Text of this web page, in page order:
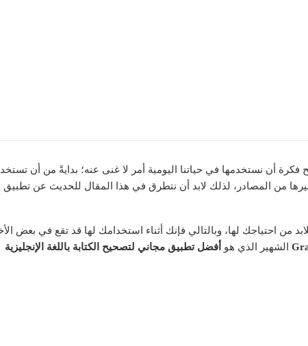
فكرة أن نستخدمها في حياتنا اليومية أمر لا غنى عنه؛ بدايةً من أن
من احتياجك لها، وبالتالي فإنك أثناء استخدامك لها قد تقع في بعض
الشهير الذي هو أفضل تطبيق مجاني لتصحيح الكتابة باللغة الإنجليزية